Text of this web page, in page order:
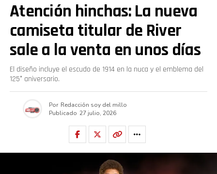
Atención hinchas: La nueva
camiseta titular de River
sale a la venta en unos días
El diseño incluye el escudo de 1914 en la nuca y el emblema del
125° aniversario.
Por Redacción soy del millo
Publicado 27 julio, 2026